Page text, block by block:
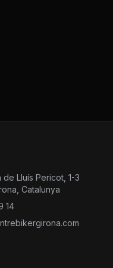
de Lluís Pericot, 1-3
Catalunya
14